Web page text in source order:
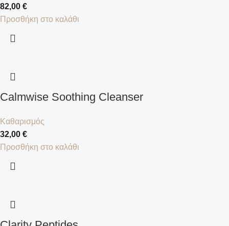
82,00 €
Προσθήκη στο καλάθι
Calmwise Soothing Cleanser
Καθαρισμός
32,00 €
Προσθήκη στο καλάθι